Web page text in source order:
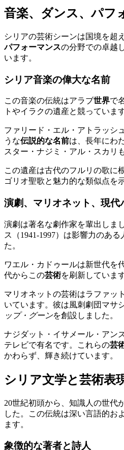
音楽、ダンス、パフ
シリアの芸術シーンは国境を超
パフォーマンスの分野での卓越
います。
シリア音楽の偉大な名前
この音楽の伝統はアラブ世界で
トやイラクの遺産と競っています
ファリード・エル・アトラッシ
うな伝説的な名前は、長年にわ
スター・ナジミ・アル・スカリ
この遺産は古代のフルリの歌に
ゴリオ聖歌と魅力的な類似点を
演劇、マリオネット、現代
演劇は著名な劇作家を輩出しま
ス（1941-1997）は影響力のあ
た。
ワエル・カドゥールは新世代を
代からこの芸術を刷新しています
マリオネットの芸術はラファッ
いています。彼は風刺劇団マサ
ップ・グーンを創設しました。
ナジダット・イサメール・アン
テレビで有名です。これらの芸
かわらず、輝き続けています。
シリア文学と芸術表
20世紀初頭から、知識人の世代
した。この伝統は深い言語的お
ます。
象徴的な著者と詩人